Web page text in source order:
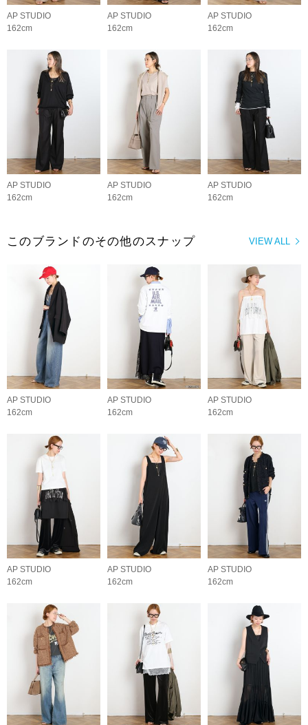
AP STUDIO
162cm
AP STUDIO
162cm
AP STUDIO
162cm
AP STUDIO
162cm
AP STUDIO
162cm
AP STUDIO
162cm
VIEW ALL
このブランドのその他のスナップ
AP STUDIO
162cm
AP STUDIO
162cm
AP STUDIO
162cm
AP STUDIO
162cm
AP STUDIO
162cm
AP STUDIO
162cm